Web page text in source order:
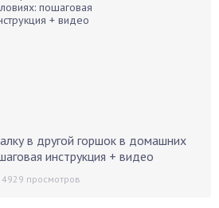
в другой горшок в домашних
инструкция + видео
4929 просмотров